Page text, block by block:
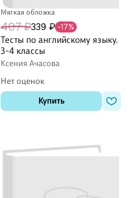
Мягкая обложка
407 ₽339 ₽ -17%
Тесты по английскому языку.
3-4 классы
Ксения Ачасова
Нет оценок
Купить